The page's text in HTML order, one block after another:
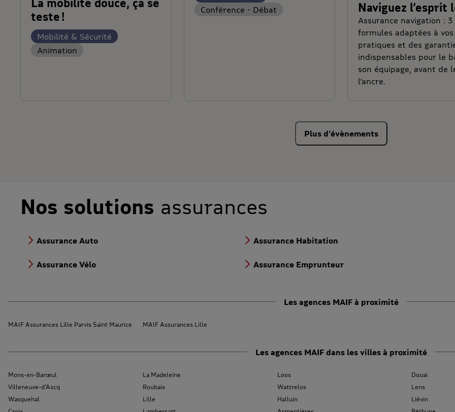
teste !
Mobilité & Sécurité
Animation
Conférence - Débat
Naviguez l’esprit
Assurance navigation : 3
formules adaptées à vos
pratiques et des
indispensables pour le
son équipage, avant de
l’ancre.
Plus d'évènements
Nos solutions assurances
Assurance Auto
Assurance Vélo
Assurance Habitation
Assurance Emprunteur
Les agences MAIF à proximité
MAIF Assurances Lille Parvis Saint Maurice MAIF Assurances Lille
Les agences MAIF dans les villes à proximité
Mons-en-Barœul
Villeneuve-d'Ascq
Wasquehal
La Madeleine
Roubaix
Lille
Loos
Wattrelos
Halluin
Douai
Lens
Liévin